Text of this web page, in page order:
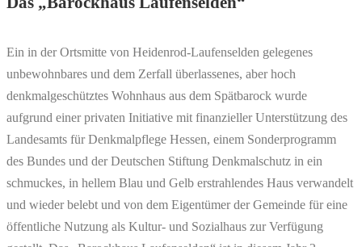
Ein in der Ortsmitte von Heidenrod-Laufenselden gelegenes
unbewohnbares und dem Zerfall überlassenes, aber hoch
denkmalgeschütztes Wohnhaus aus dem Spätbarock wurde
aufgrund einer privaten Initiative mit finanzieller Unterstützung des
Landesamts für Denkmalpflege Hessen, einem Sonderprogramm
des Bundes und der Deutschen Stiftung Denkmalschutz in ein
schmuckes, in hellem Blau und Gelb erstrahlendes Haus verwandelt
und wieder belebt und von dem Eigentümer der Gemeinde für eine
öffentliche Nutzung als Kultur- und Sozialhaus zur Verfügung